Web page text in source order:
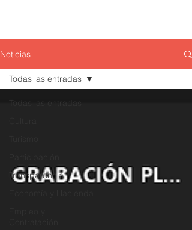
Noticias
Todas las entradas
Transparencia
Todas las entradas